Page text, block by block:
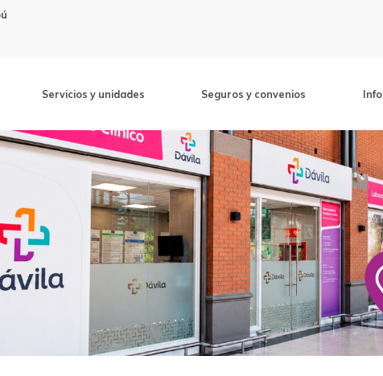
Servicios y unidades Seguros y convenios